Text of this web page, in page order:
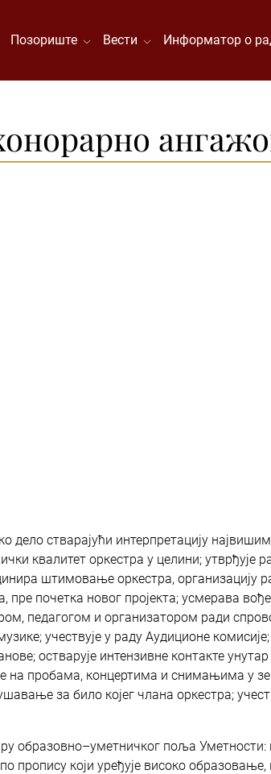
Позориште Вести Информатор о
дело стварајући интерпретацију
квалитет оркестра у целини; утврђује
штимовање оркестра, организацију
почетка новог пројекта; усмерава
педагогом и организатором ради
учествује у раду Аудиционе
остварује интензивне контакте
на пробама, концертима и снимањима у
за било којег члана оркестра;
образовно–уметничког поља
пропису који уређује високо